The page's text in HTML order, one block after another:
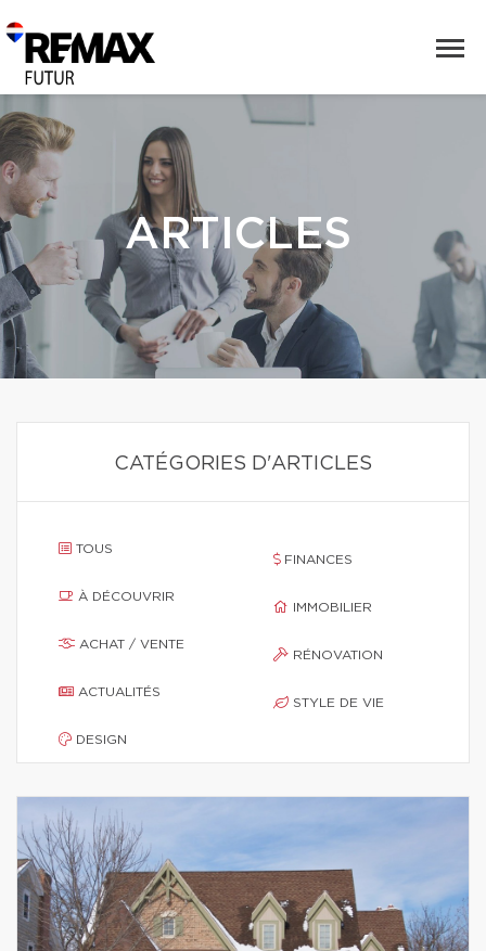
ARTICLES
CATÉGORIES D'ARTICLES
TOUS
À DÉCOUVRIR
ACHAT / VENTE
ACTUALITÉS
DESIGN
FINANCES
IMMOBILIER
RÉNOVATION
STYLE DE VIE